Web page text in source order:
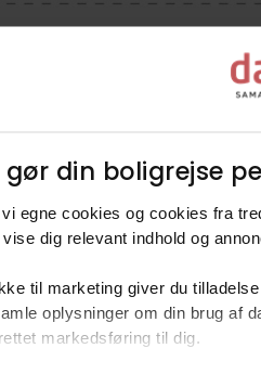
gør din boligrejse
egne cookies og cookies fra
dig relevant indhold og
til marketing giver du
oplysninger om din brug af
markedsføring til dig.​